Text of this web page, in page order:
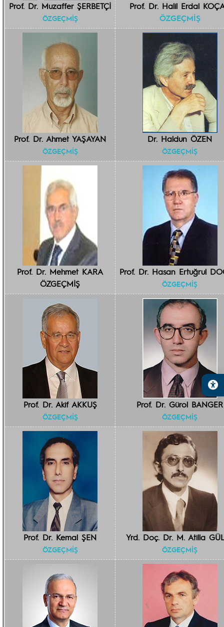
Prof. Dr. Muzaffer ŞERBETÇİ
ÖZGEÇMİŞ
Prof. Dr. Halil Erdal
ÖZGEÇMİŞ
Prof. Dr. Ahmet YAŞAYAN
ÖZGEÇMİŞ
Dr. Haldun ÖZEN
ÖZGEÇMİŞ
Prof. Dr. Mehmet KARA
ÖZGEÇMİŞ
Prof. Dr. Hasan Ertuğrul
ÖZGEÇMİŞ
Prof. Dr. Akif AKKUŞ
ÖZGEÇMİŞ
Prof. Dr. Gürol BANGER
ÖZGEÇMİŞ
Prof. Dr. Kemal ŞEN
ÖZGEÇMİŞ
Yrd. Doç. Dr. M. Atilla
ÖZGEÇMİŞ